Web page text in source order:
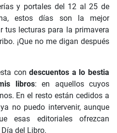
y portales del 12 al 25 de
estos días son la mejor
tus lecturas para la primavera
¡Que no me digan después
condescuentos a lo bestia
libros: en aquellos cuyos
En el resto están cedidos a
no puedo intervenir, aunque
esas editoriales ofrezcan
del Libro.